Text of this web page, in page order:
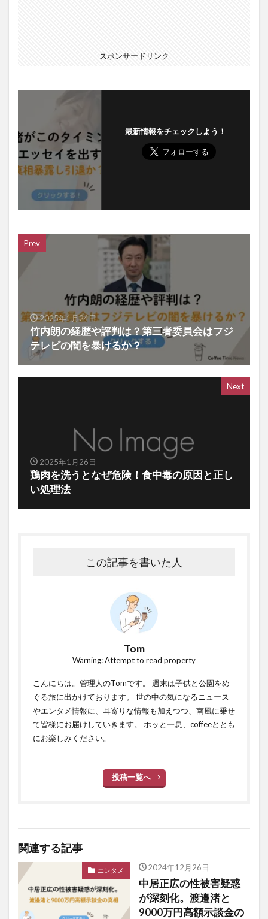
スポンサードリンク
最新情報をチェックしよう！
Prev
2025年1月24日
竹内朗の経歴や評判は？第三者委員会はフジ
テレビの闇を暴けるか？
Next
2025年1月26日
鶏肉を洗うとなぜ危険！食中毒の原因と正し
い処理法
この記事を書いた人
Tom
Warning: Attempt to read property
こんにちは。管理人のTomです。 週末は子供と公園をめ
ぐる旅に出かけております。 世の中の気になるニュース
やエンタメ情報に、耳寄りな情報も加えつつ、南風に乗せ
て皆様にお届けしていきます。 ホッと一息、coffeeととも
にお楽しみください。
投稿一覧へ
関連する記事
エンタメ 2024年12月26日
中居正広の性被害疑惑
が深刻化。渡邉渚と
9000万円高額示談金の